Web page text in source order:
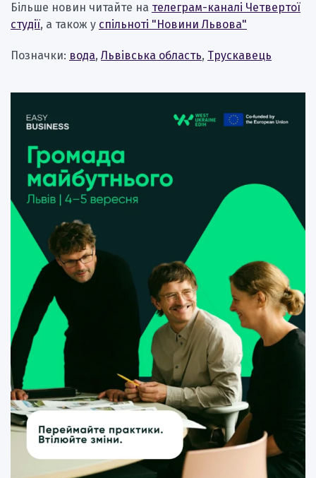
Більше новин читайте на телеграм-каналі Четвертої
студії, а також у спільноті "Новини Львова"
Позначки: вода, Львівська область, Трускавець